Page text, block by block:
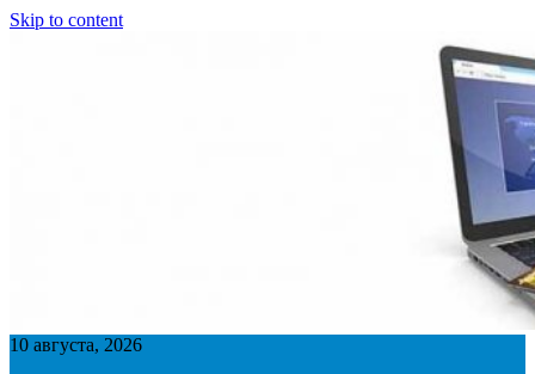
Skip to content
10 августа, 2026